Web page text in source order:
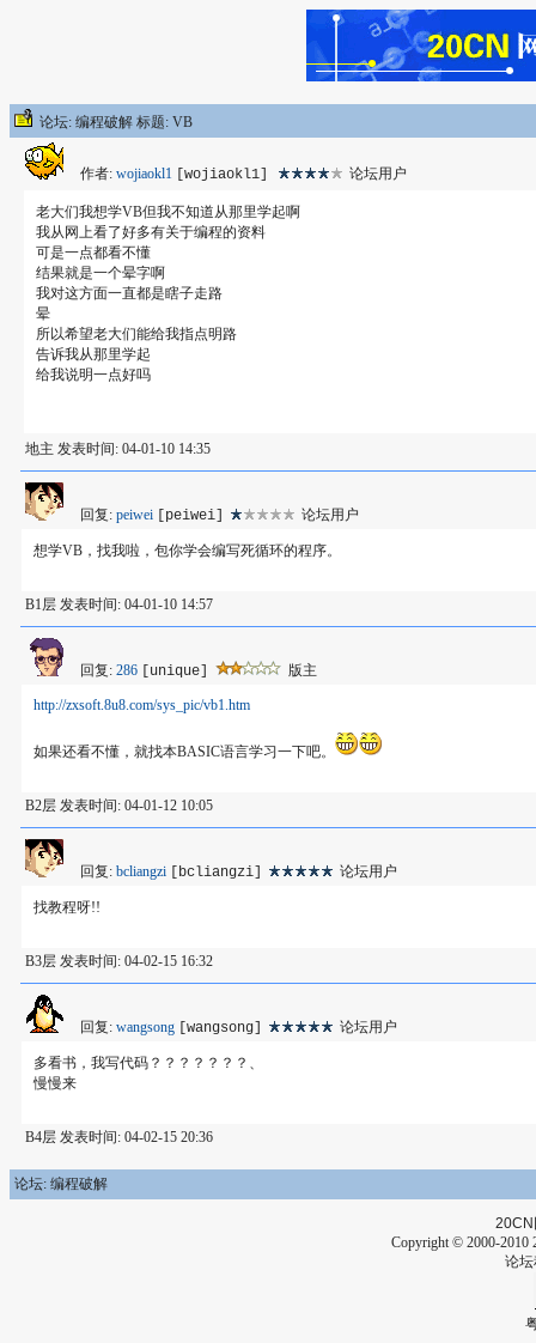
论坛: 编程破解 标题: VB
作者: wojiaokl1 [wojiaokl1] 论坛用户
老大们我想学VB但我不知道从那里学起啊
我从网上看了好多有关于编程的资料
可是一点都看不懂
结果就是一个晕字啊
我对这方面一直都是瞎子走路
晕
所以希望老大们能给我指点明路
告诉我从那里学起
给我说明一点好吗
地主 发表时间: 04-01-10 14:35
回复: peiwei [peiwei] 论坛用户
想学VB，找我啦，包你学会编写死循环的程序。
B1层 发表时间: 04-01-10 14:57
回复: 286 [unique] 版主
http://zxsoft.8u8.com/sys_pic/vb1.htm
如果还看不懂，就找本BASIC语言学习一下吧。
B2层 发表时间: 04-01-12 10:05
回复: bcliangzi [bcliangzi] 论坛用户
找教程呀!!
B3层 发表时间: 04-02-15 16:32
回复: wangsong [wangsong] 论坛用户
多看书，我写代码？？？？？？？、
慢慢来
B4层 发表时间: 04-02-15 20:36
论坛: 编程破解
20CN
Copyright © 2000-2010
论